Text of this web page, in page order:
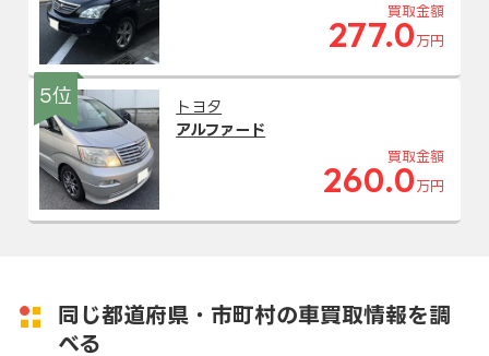
買取金額
277.0 万円
5位
トヨタ
アルファード
買取金額
260.0 万円
同じ都道府県・市町村の車買取情報を調
べる